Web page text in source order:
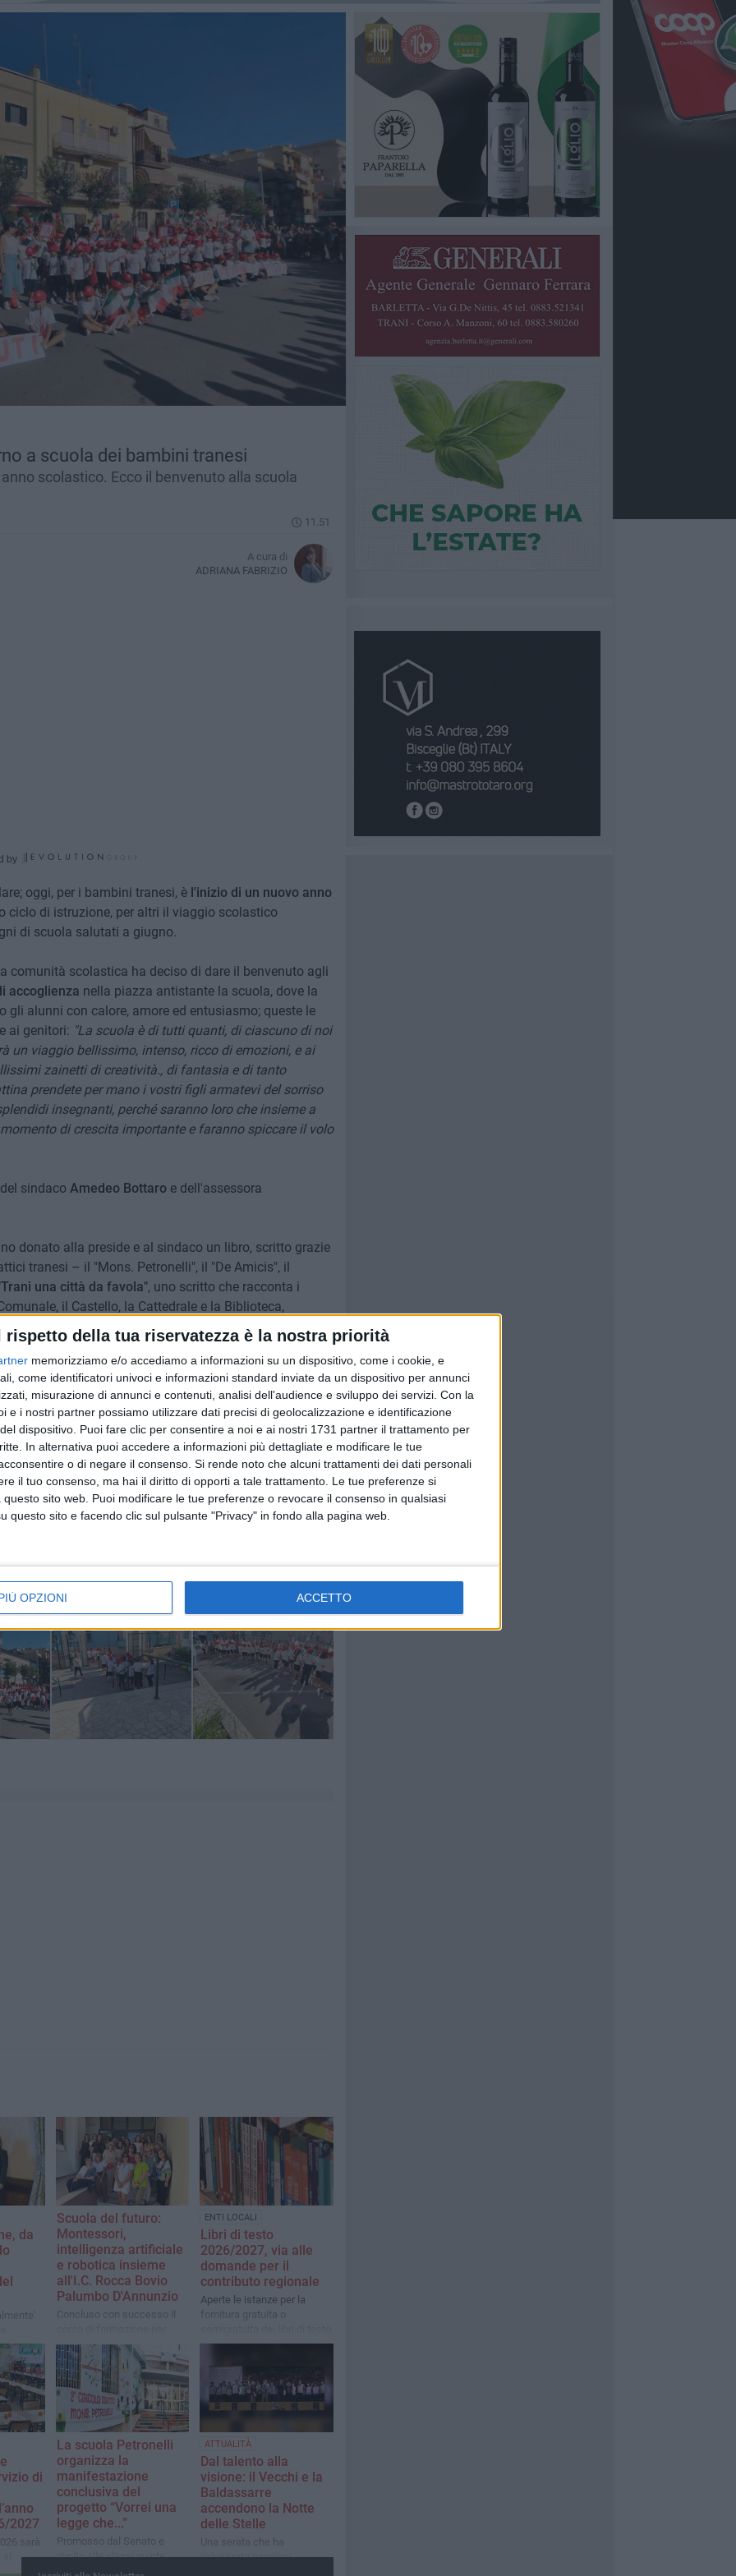
rispetto della tua riservatezza è la nostra priorità
memorizziamo e/o accediamo a informazioni su un dispositivo, come i cookie, e
come identificatori univoci e informazioni standard inviate da un dispositivo per annunci
misurazione di annunci e contenuti, analisi dell'audience e sviluppo dei servizi. Con la
e i nostri partner possiamo utilizzare dati precisi di geolocalizzazione e identificazione
dispositivo. Puoi fare clic per consentire a noi e ai nostri 1731 partner il trattamento per
In alternativa puoi accedere a informazioni più dettagliate e modificare le tue
o di negare il consenso. Si rende noto che alcuni trattamenti dei dati personali
il tuo consenso, ma hai il diritto di opporti a tale trattamento. Le tue preferenze si
sito web. Puoi modificare le tue preferenze o revocare il consenso in qualsiasi
questo sito e facendo clic sul pulsante "Privacy" in fondo alla pagina web.
OPZIONI ACCETTO
a scuola dei bambini tranesi
scolastico. Ecco il benvenuto alla scuola
11.51
A cura di
ADRIANA FABRIZIO
by
oggi, per i bambini tranesi, èl'inizio di un nuovo anno
ciclo di istruzione, per altri il viaggio scolastico
di scuola salutati a giugno.
comunità scolastica ha deciso di dare il benvenuto agli
accoglienza nella piazza antistante la scuola, dove la
gli alunni con calore, amore ed entusiasmo; queste le
ai genitori: "La scuola è di tutti quanti, di ciascuno di noi
un viaggio bellissimo, intenso, ricco di emozioni, e ai
zainetti di creatività., di fantasia e di tanto
prendete per mano i vostri figli armatevi del sorriso
insegnanti, perché saranno loro che insieme a
di crescita importante e faranno spiccare il volo
sindaco Amedeo Bottaroe dell'assessora
donato alla preside e al sindaco un libro, scritto grazie
tranesi – il "Mons. Petronelli", il "De Amicis", il
una città da favola", uno scritto che racconta i
il Castello, la Cattedrale e la Biblioteca,
dei bambini dei circoli didattici.
emozionante, rivolgiamo un augurio di buon lavoro a
così delicato e affascinante al servizio dell'intera
bambini.
8 FOTO
Il benvenuto alla scuola "Petronelli"
da
al
Scuola del futuro:
Montessori,
intelligenza artificiale
e robotica insieme
all'I.C. Rocca Bovio
Palumbo D'Annunzio
Concluso con successo il
docenti sulla didattica
digitale montessoriana
avanzata
ENTI LOCALI
Libri di testo
2026/2027, via alle
domande per il
contributo regionale
Aperte le istanze per la
fornitura gratuita o
destinata agli studenti delle
e secondo grado
di
2027
sarà
La scuola Petronelli
organizza la
manifestazione
conclusiva del
progetto “Vorrei una
legge che...”
Promosso dal Senato e
rivolto alle classi quinte
ATTUALITÀ
Dal talento alla
visione: il Vecchi e la
Baldassarre
accendono la Notte
delle Stelle
Una serata che ha
valorizzato passioni,